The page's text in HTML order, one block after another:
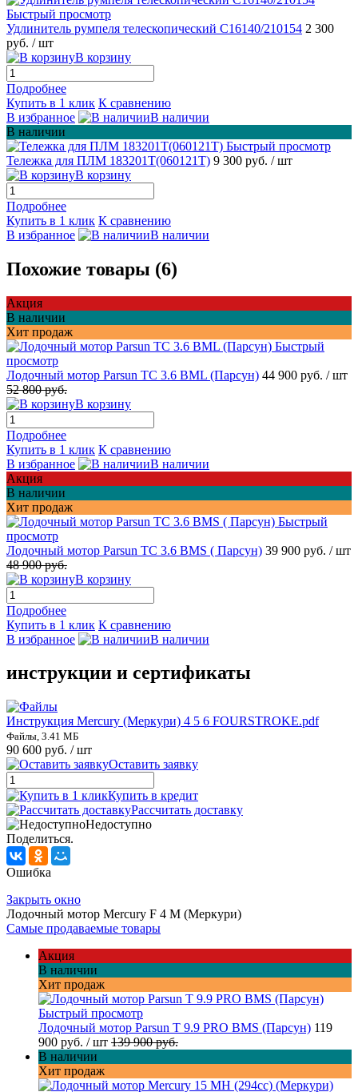
Быстрый просмотр
Удлинитель румпеля телескопический С16140/210154 2 300
руб. / шт
В корзину
Подробнее
Купить в 1 клик К сравнению
В избранное
В наличии
В наличии
Быстрый просмотр
Тележка для ПЛМ 183201T(060121T) 9 300 руб. / шт
В корзину
Подробнее
Купить в 1 клик К сравнению
В избранное
В наличии
Похожие товары (6)
Акция
В наличии
Хит продаж
Быстрый
просмотр
Лодочный мотор Parsun TC 3.6 BML (Парсун) 44 900 руб. / шт
52 800 руб.
В корзину
Подробнее
Купить в 1 клик К сравнению
В избранное
В наличии
Акция
В наличии
Хит продаж
Быстрый
просмотр
Лодочный мотор Parsun TC 3.6 BMS ( Парсун) 39 900 руб. / шт
48 900 руб.
В корзину
Подробнее
Купить в 1 клик К сравнению
В избранное
В наличии
инструкции и сертификаты
Инструкция Mercury (Меркури) 4 5 6 FOURSTROKE.pdf
Файлы, 3.41 МБ
90 600 руб. / шт
Оставить заявку
Купить в кредит
Рассчитать доставку
Недоступно
Поделиться.
Ошибка
Закрыть окно
Лодочный мотор Mercury F 4 M (Меркури)
Самые продаваемые товары
Акция
В наличии
Хит продаж
Быстрый просмотр
Лодочный мотор Parsun T 9.9 PRO BMS (Парсун) 119
900 руб. / шт 139 900 руб.
В наличии
Хит продаж